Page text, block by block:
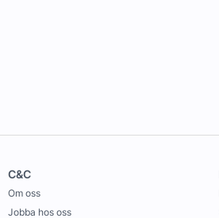
C&C
Om oss
Jobba hos oss